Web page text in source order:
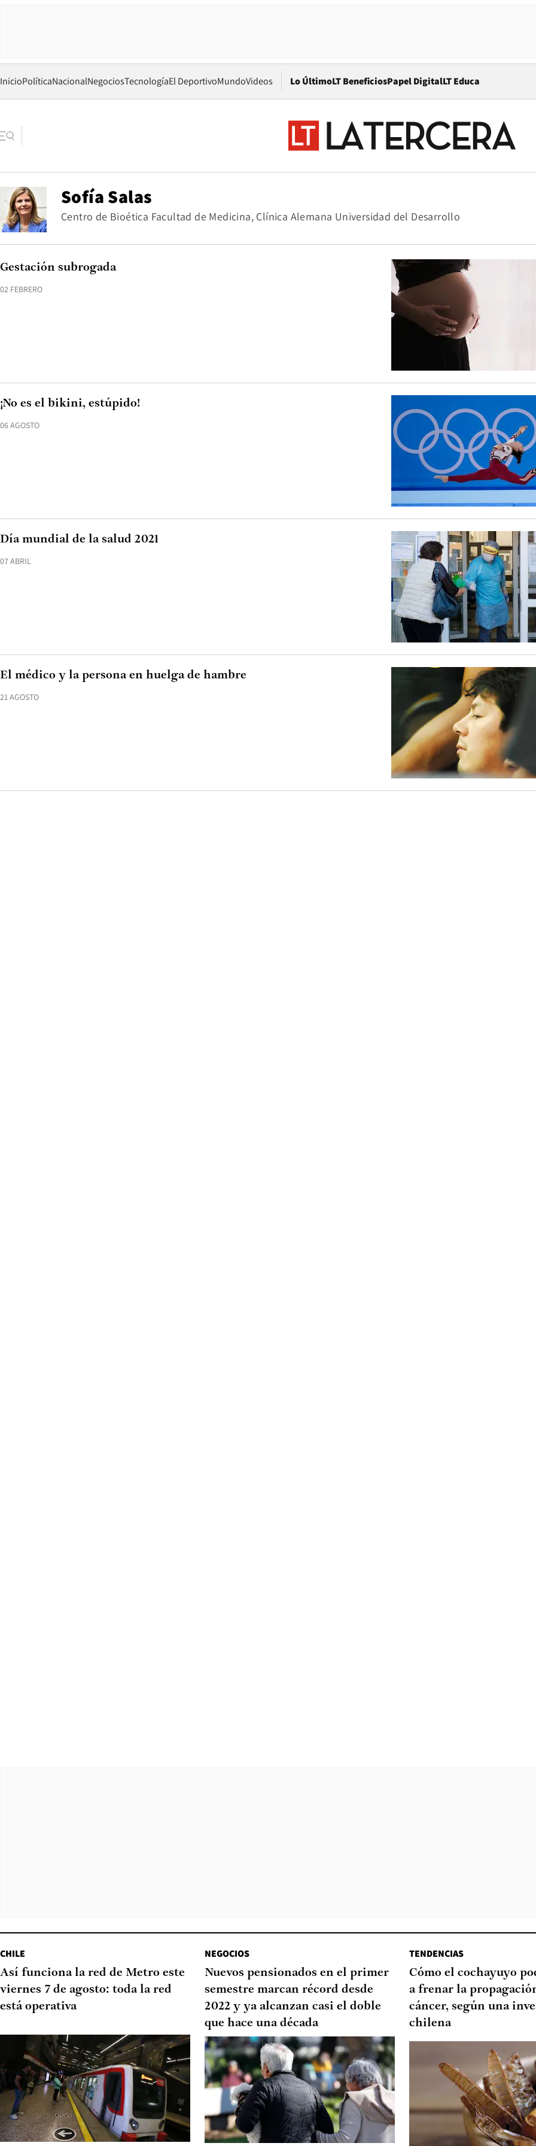
InicioPolíticaNacionalNegociosTecnologíaEl DeportivoMundoVideos Lo ÚltimoLT BeneficiosPapel DigitalOpens in new window
LT Educa
Sofía Salas
Centro de Bioética Facultad de Medicina, Clínica Alemana Universidad del Desarrollo
02 FEBRERO
Gestación subrogada
06 AGOSTO
¡No es el bikini, estúpido!
07 ABRIL
Día mundial de la salud 2021
21 AGOSTO
El médico y la persona en huelga de hambre
CHILE
Así funciona la red de Metro este
viernes 7 de agosto: toda la red
está operativa
NEGOCIOS
Nuevos pensionados en el primer
semestre marcan récord desde
2022 y ya alcanzan casi el doble
que hace una década
TENDENCIAS
Cómo el cochayuyo
a frenar la
cáncer, según una
chilena